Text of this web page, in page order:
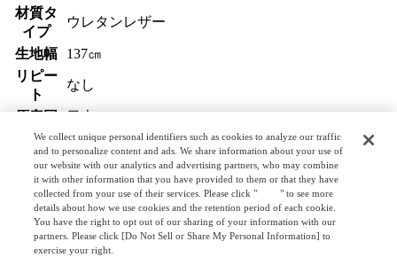
材質タ
イプ
ウレタンレザー
生地幅
137㎝
リピー
ト
なし
原産国 日本
ラインナップ
S0124
S0126
We collect unique personal identifiers such as cookies to analyze our traffic
and to personalize content and ads. We share information about your use of
our website with our analytics and advertising partners, who may combine
it with other information that you have provided to them or that they have
collected from your use of their services. Please click "
here" to see more
details about how we use cookies and the retention period of each cookie.
You have the right to opt out of our sharing of your information with our
partners. Please click [Do Not Sell or Share My Personal Information] to
exercise your right.